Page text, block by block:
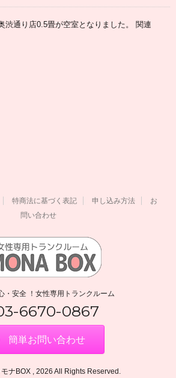
渋通り店0.5畳が空室となりました。 関連
特商法に基づく表記 申し込み方法
お
問い合わせ
・安全 ！女性専用トランクルーム
6670-0867
簡単お問い合わせ
ナBOX , 2026 All Rights Reserved.